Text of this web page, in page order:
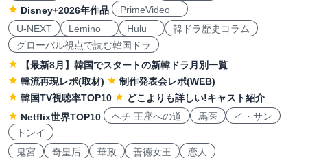
Disney+2026年作品
PrimeVideo
U-NEXT
Lemino Hulu
韓ドラ歴史コラム
グローバル視点で読む韓国ドラ
【最新8月】韓国でスタートの新韓ドラ月別一覧
韓流再現レポ(取材)
制作発表会レポ(WEB)
韓国TV視聴率TOP10
どこよりも詳しい!キャスト紹介
Netflix世界TOP10
ヘチ 王座への道 馬医
イ・サン
トンイ
鬼宮
奇皇后 華政 善徳女王
恋人